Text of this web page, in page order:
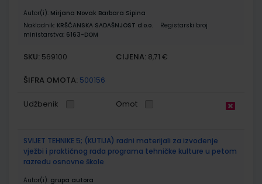
Autor(i): Mirjana Novak Barbara Sipina
Nakladnik: KRŠĆANSKA SADAŠNJOST d.o.o.
Registarski broj
ministarstva: 6163-DOM
SKU: 569100 CIJENA: 8,71 €
ŠIFRA OMOTA: 500156
Udžbenik Omot
SVIJET TEHNIKE 5; (KUTIJA) radni materijali za izvođenje
vježbi i praktičnog rada programa tehničke kulture u petom
razredu osnovne škole
Autor(i): grupa autora